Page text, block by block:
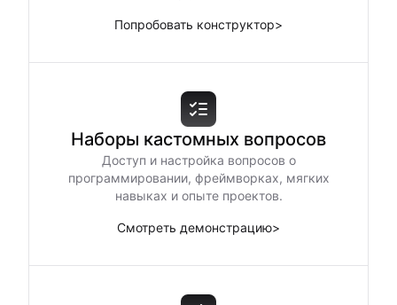
Попробовать конструктор>
Наборы кастомных вопросов
Доступ и настройка вопросов о
программировании, фреймворках, мягких
навыках и опыте проектов.
Смотреть демонстрацию>